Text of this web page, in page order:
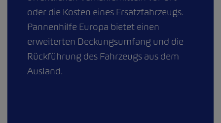
oder die Kosten eines Ersatzfahrzeugs.
Pannenhilfe Europa bietet einen
erweiterten Deckungsumfang und die
Rückführung des Fahrzeugs aus dem
Ausland.